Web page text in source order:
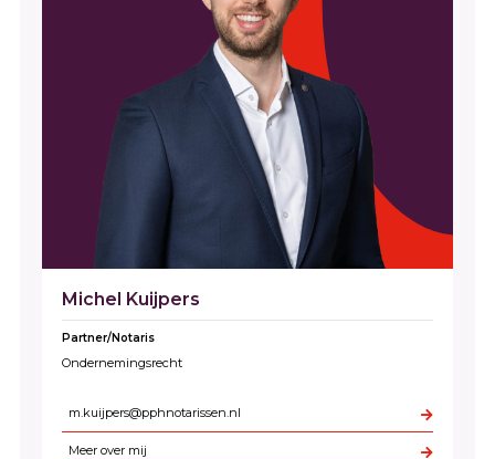
Michel Kuijpers
Partner/Notaris
Ondernemingsrecht
m.kuijpers@pphnotarissen.nl
Meer over mij